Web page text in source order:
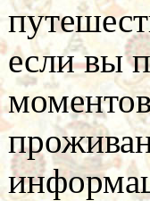
если вы